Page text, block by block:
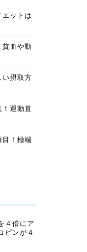
ットは
血や動
い摂取方
！運動直
目！極端
４倍にア
ピンが４